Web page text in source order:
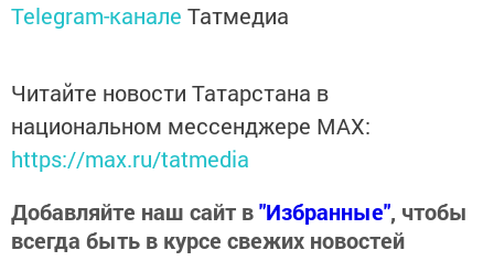
Telegram-канале Татмедиа
Читайте новости Татарстана в
национальном мессенджере MАХ:
https://max.ru/tatmedia
Добавляйте наш сайт в"Избранные", чтобы
всегда быть в курсе свежих новостей